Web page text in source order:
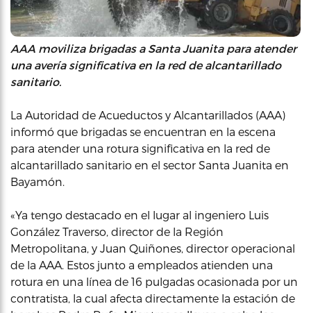
AAA moviliza brigadas a Santa Juanita para atender
una avería significativa en la red de alcantarillado
sanitario.
La Autoridad de Acueductos y Alcantarillados (AAA)
informó que brigadas se encuentran en la escena
para atender una rotura significativa en la red de
alcantarillado sanitario en el sector Santa Juanita en
Bayamón.
«Ya tengo destacado en el lugar al ingeniero Luis
González Traverso, director de la Región
Metropolitana, y Juan Quiñones, director operacional
de la AAA. Estos junto a empleados atienden una
rotura en una línea de 16 pulgadas ocasionada por un
contratista, la cual afecta directamente la estación de